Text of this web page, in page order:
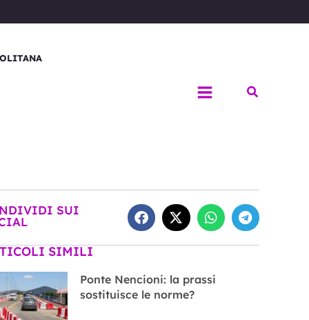
Cerca
SUI
SIMILI
Ponte Nencioni: la prassi
sostituisce le norme?